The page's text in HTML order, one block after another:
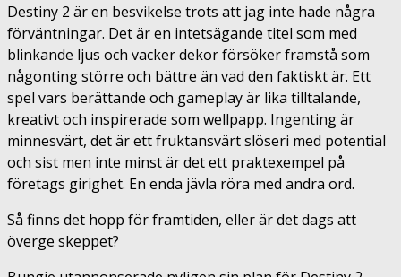
Destiny 2 är en besvikelse trots att jag inte hade några
förväntningar. Det är en intetsägande titel som med
blinkande ljus och vacker dekor försöker framstå som
någonting större och bättre än vad den faktiskt är. Ett
spel vars berättande och gameplay är lika tilltalande,
kreativt och inspirerade som wellpapp. Ingenting är
minnesvärt, det är ett fruktansvärt slöseri med potential
och sist men inte minst är det ett praktexempel på
företags girighet. En enda jävla röra med andra ord.
Så finns det hopp för framtiden, eller är det dags att
överge skeppet?